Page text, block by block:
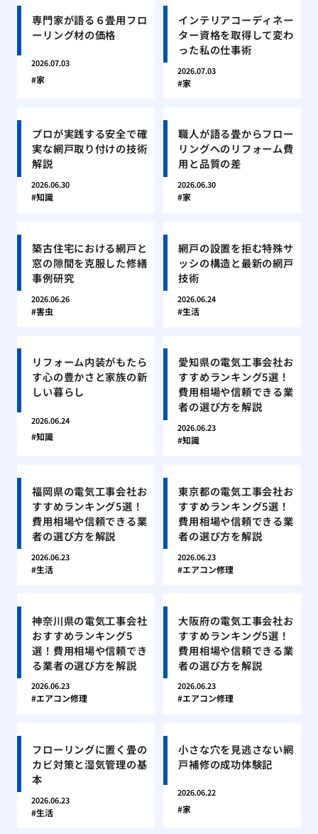
専門家が語る６畳用フロ
ーリング材の価格
2026.07.03
家
インテリアコーディネー
ター資格を取得して変わ
った私の仕事術
2026.07.03
家
プロが実践する安全で確
実な網戸取り付けの技術
解説
2026.06.30
知識
職人が語る畳からフロー
リングへのリフォーム費
用と品質の差
2026.06.30
家
築古住宅における網戸と
窓の隙間を克服した修繕
事例研究
2026.06.26
害虫
網戸の設置を拒む特殊サ
ッシの構造と最新の網戸
技術
2026.06.24
生活
リフォーム内装がもたら
す心の豊かさと家族の新
しい暮らし
2026.06.24
知識
愛知県の電気工事会社お
すすめランキング5選！
費用相場や信頼できる業
者の選び方を解説
2026.06.23
知識
福岡県の電気工事会社お
すすめランキング5選！
費用相場や信頼できる業
者の選び方を解説
2026.06.23
生活
東京都の電気工事会社お
すすめランキング5選！
費用相場や信頼できる業
者の選び方を解説
2026.06.23
エアコン修理
神奈川県の電気工事会社
おすすめランキング5
選！費用相場や信頼でき
る業者の選び方を解説
2026.06.23
エアコン修理
大阪府の電気工事会社お
すすめランキング5選！
費用相場や信頼できる業
者の選び方を解説
2026.06.23
エアコン修理
フローリングに置く畳の
カビ対策と湿気管理の基
本
2026.06.23
生活
小さな穴を見逃さない網
戸補修の成功体験記
2026.06.22
家